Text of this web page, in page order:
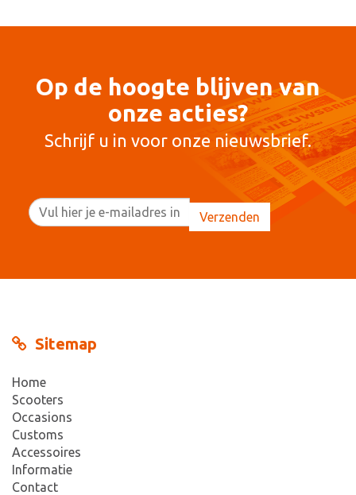
Op de hoogte blijven van
onze acties?
Schrijf u in voor onze nieuwsbrief.
Sitemap
Home
Scooters
Occasions
Customs
Accessoires
Informatie
Contact